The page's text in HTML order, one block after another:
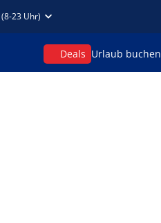
(8-23 Uhr)
Deals Urlaub buchen